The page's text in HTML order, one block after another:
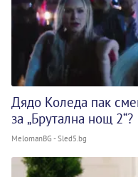
Дядо Коледа пак
за „Брутална нощ 2“?
MelomanBG - Sled5.bg